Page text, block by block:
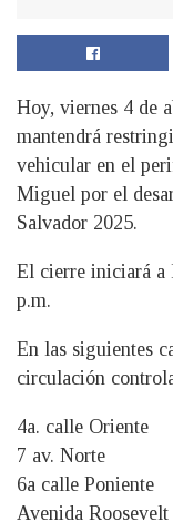
Hoy, viernes 4 de
mantendrá
vehicular en el
Miguel por el
Salvador 2025.
El cierre iniciará a
p.m.
En las siguientes
circulación
4a. calle Oriente
7 av. Norte
6a calle Poniente
Avenida Roosevelt